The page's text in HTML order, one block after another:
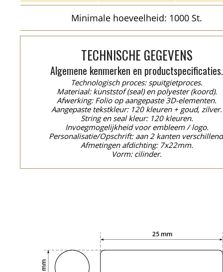
Minimale hoeveelheid: 1000 St.
TECHNISCHE GEGEVENS
Algemene kenmerken en productspecificaties.
Technologisch proces: spuitgietproces.
Materiaal: kunststof (seal) en polyester (koord).
Afwerking: Folio op aangepaste 3D-elementen.
Aangepaste tekstkleur: 120 kleuren + goud, zilver.
String en seal kleur: 120 kleuren.
Invoegmogelijkheid voor embleem / logo.
Personalisatie/Opschrift: aan 2 kanten
Afmetingen afdichting: 7x22mm.
Vorm: cilinder.